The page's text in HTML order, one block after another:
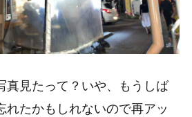
真見たって？いや、もうしば
れたかもしれないので再アッ